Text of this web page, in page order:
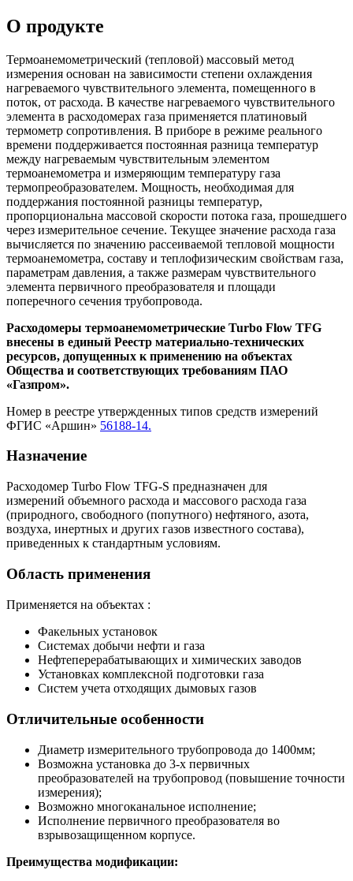
О продукте
Термоанемометрический (тепловой) массовый метод
измерения основан на зависимости степени охлаждения
нагреваемого чувствительного элемента, помещенного в
поток, от расхода. В качестве нагреваемого чувствительного
элемента в расходомерах газа применяется платиновый
термометр сопротивления. В приборе в режиме реального
времени поддерживается постоянная разница температур
между нагреваемым чувствительным элементом
термоанемометра и измеряющим температуру газа
термопреобразователем. Мощность, необходимая для
поддержания постоянной разницы температур,
пропорциональна массовой скорости потока газа, прошедшего
через измерительное сечение. Текущее значение расхода газа
вычисляется по значению рассеиваемой тепловой мощности
термоанемометра, составу и теплофизическим свойствам газа,
параметрам давления, а также размерам чувствительного
элемента первичного преобразователя и площади
поперечного сечения трубопровода.
Расходомеры термоанемометрические Turbo Flow TFG
внесены в единый Реестр материально-технических
ресурсов, допущенных к применению на объектах
Общества и соответствующих требованиям ПАО
«Газпром».
Номер в реестре утвержденных типов средств измерений
ФГИС «Аршин» 56188-14.
Назначение
Расходомер Turbo Flow TFG-S предназначен для
измерений объемного расхода и массового расхода газа
(природного, свободного (попутного) нефтяного, азота,
воздуха, инертных и других газов известного состава),
приведенных к стандартным условиям.
Область применения
Применяется на объектах :
Факельных установок
Системах добычи нефти и газа
Нефтеперерабатывающих и химических заводов
Установках комплексной подготовки газа
Систем учета отходящих дымовых газов
Отличительные особенности
Диаметр измерительного трубопровода до 1400мм;
Возможна установка до 3-х первичных
преобразователей на трубопровод (повышение точности
измерения);
Возможно многоканальное исполнение;
Исполнение первичного преобразователя во
взрывозащищенном корпусе.
Преимущества модификации: